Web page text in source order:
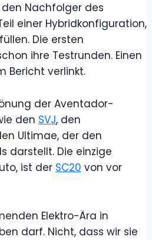
Nachfolger des
einer Hybridkonfiguration,
Die ersten
ihre Testrunden. Einen
Bericht verlinkt.
der Aventador-
den SVJ, den
Ultimae, der den
darstellt. Die einzige
ist der SC20 von vor
Elektro-Ära in
darf. Nicht, dass wir sie